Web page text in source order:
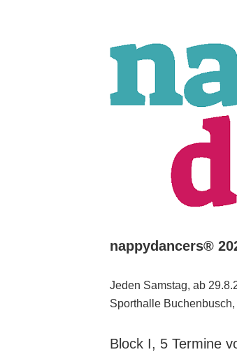
nappydancers®
Jeden Samstag, ab
Sporthalle
Block I, 5 Termine